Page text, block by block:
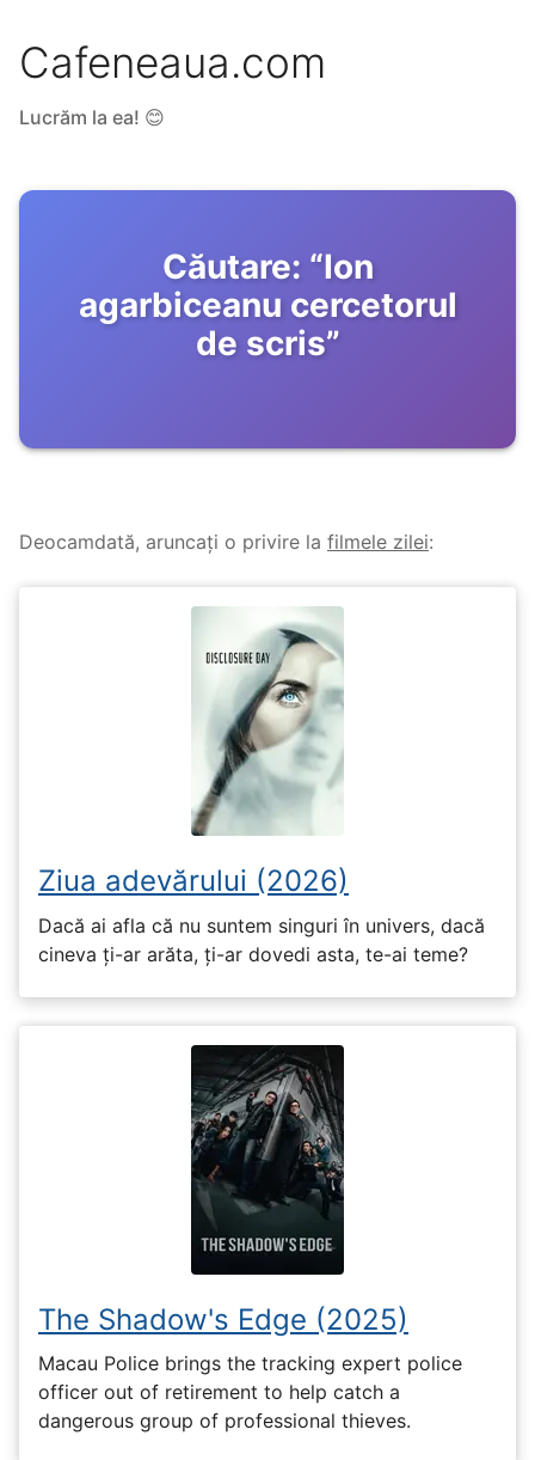
Cafeneaua.com
Lucrăm la ea! 😊
Căutare: “Ion
agarbiceanu cercetorul
de scris”
Deocamdată, aruncați o privire la filmele zilei:
Ziua adevărului (2026)
Dacă ai afla că nu suntem singuri în univers, dacă
cineva ți-ar arăta, ți-ar dovedi asta, te-ai teme?
The Shadow's Edge (2025)
Macau Police brings the tracking expert police
officer out of retirement to help catch a
dangerous group of professional thieves.